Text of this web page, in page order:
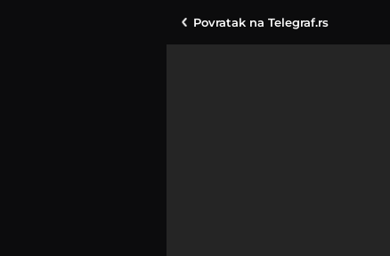
Povratak na Telegraf.rs